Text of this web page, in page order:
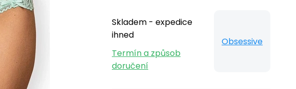
Skladem - expedice
ihned
Termín a způsob
doručení
Obsessive